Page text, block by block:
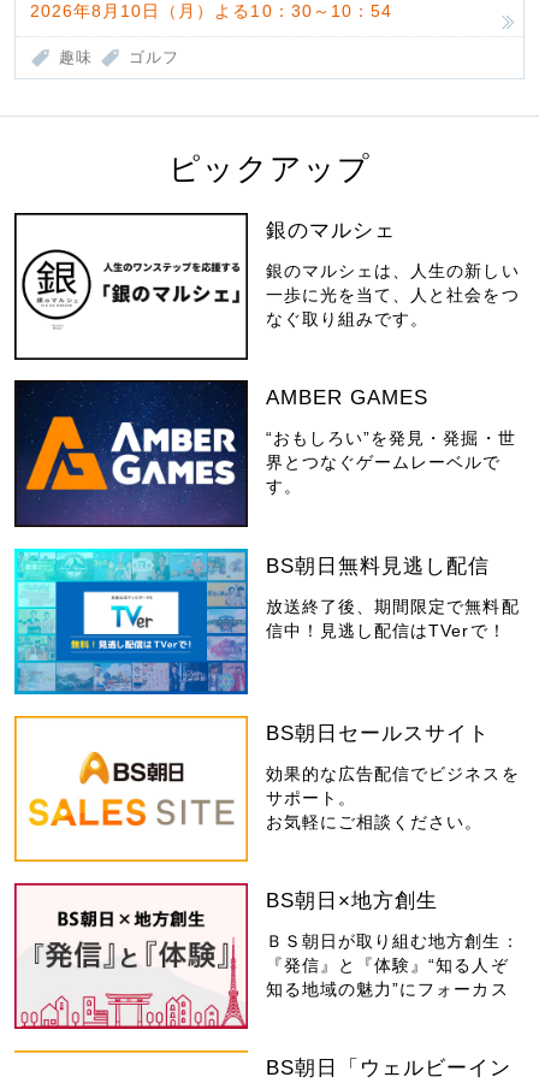
2026年8月10日（月）よる10：30～10：54
趣味 ゴルフ
ピックアップ
銀のマルシェ
銀のマルシェは、人生の新しい
一歩に光を当て、人と社会をつ
なぐ取り組みです。
AMBER GAMES
“おもしろい”を発見・発掘・世
界とつなぐゲームレーベルで
す。
BS朝日無料見逃し配信
放送終了後、期間限定で無料配
信中！見逃し配信はTVerで！
BS朝日セールスサイト
効果的な広告配信でビジネスを
サポート。
お気軽にご相談ください。
BS朝日×地方創生
ＢＳ朝日が取り組む地方創生：
『発信』と『体験』“知る人ぞ
知る地域の魅力”にフォーカス
BS朝日「ウェルビーイン